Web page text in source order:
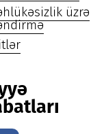
üzrə